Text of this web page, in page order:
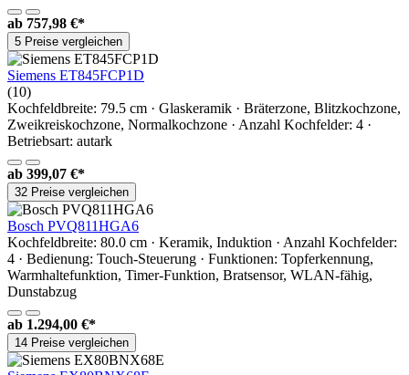
ab 757,98 €*
5 Preise vergleichen
Siemens ET845FCP1D
(10)
Kochfeldbreite: 79.5 cm · Glaskeramik · Bräterzone, Blitzkochzone,
Zweikreiskochzone, Normalkochzone · Anzahl Kochfelder: 4 ·
Betriebsart: autark
ab 399,07 €*
32 Preise vergleichen
Bosch PVQ811HGA6
Kochfeldbreite: 80.0 cm · Keramik, Induktion · Anzahl Kochfelder:
4 · Bedienung: Touch-Steuerung · Funktionen: Topferkennung,
Warmhaltefunktion, Timer-Funktion, Bratsensor, WLAN-fähig,
Dunstabzug
ab 1.294,00 €*
14 Preise vergleichen